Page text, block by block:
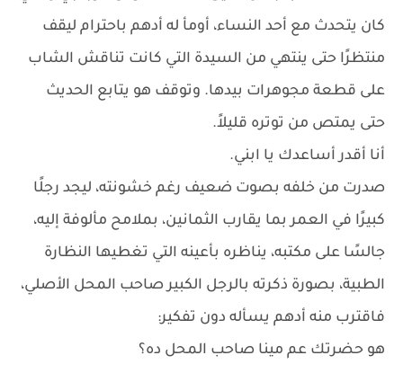
كان يتحدث مع أحد النساء، أومأ له أدهم باحترام ليقف
منتظرًا حتى ينتهي من السيدة التي كانت تناقش الشاب
على قطعة مجوهرات بيدها. وتوقف هو يتابع الحديث
حتى يمتص من توتره قليلاً.
أنا أقدر أساعدك يا ابني.
صدرت من خلفه بصوت ضعيف رغم خشونته، ليجد رجلًا
كبيرًا في العمر بما يقارب الثمانين، بملامح مألوفة إليه،
جالسًا على مكتبه، يناظره بأعينه التي تغطيها النظارة
الطبية، بصورة ذكرته بالرجل الكبير صاحب المحل الأصلي،
فاقترب منه أدهم يسأله دون تفكير:
هو حضرتك عم مينا صاحب المحل ده؟